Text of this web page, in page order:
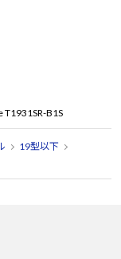
T1931SR-B1S
19型以下